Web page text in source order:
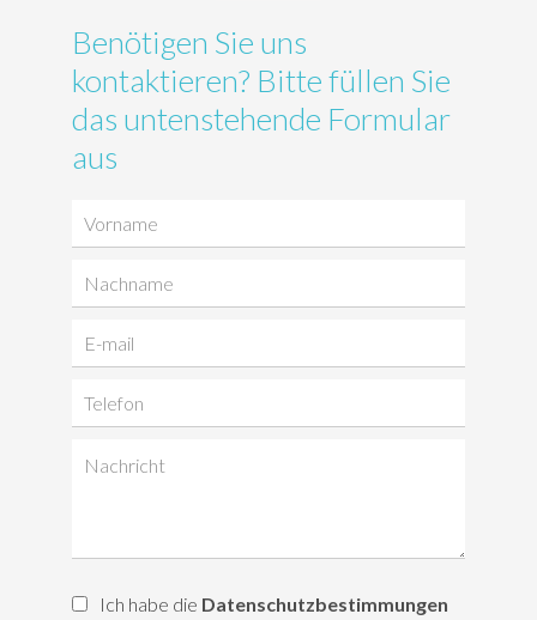
Benötigen Sie uns
kontaktieren? Bitte füllen Sie
das untenstehende Formular
aus
Ich habe die Datenschutzbestimmungen